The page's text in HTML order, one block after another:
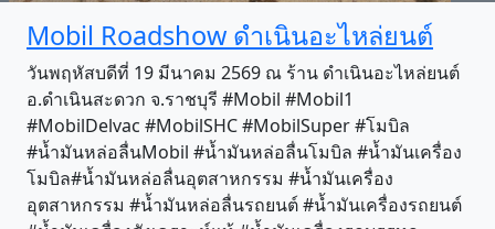
Mobil Roadshow ดำเนินอะไหล่ยนต์
วันพฤหัสบดีที่ 19 มีนาคม 2569 ณ ร้าน ดำเนินอะไหล่ยนต์
อ.ดำเนินสะดวก จ.ราชบุรี #Mobil #Mobil1
#MobilDelvac #MobilSHC #MobilSuper #โมบิล
#น้ำมันหล่อลื่นMobil #น้ำมันหล่อลื่นโมบิล #น้ำมันเครื่อง
โมบิล#น้ำมันหล่อลื่นอุตสาหกรรม #น้ำมันเครื่อง
อุตสาหกรรม #น้ำมันหล่อลื่นรถยนต์ #น้ำมันเครื่องรถยนต์